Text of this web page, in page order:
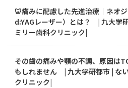
🦷痛みに配慮した先進治療｜ネオ
d:YAGレーザー）とは？ | 九大学
ミリー歯科クリニック|
その歯の痛みや顎の不調、原因は
もしれません | 九大学研都市 | な
クリニック|